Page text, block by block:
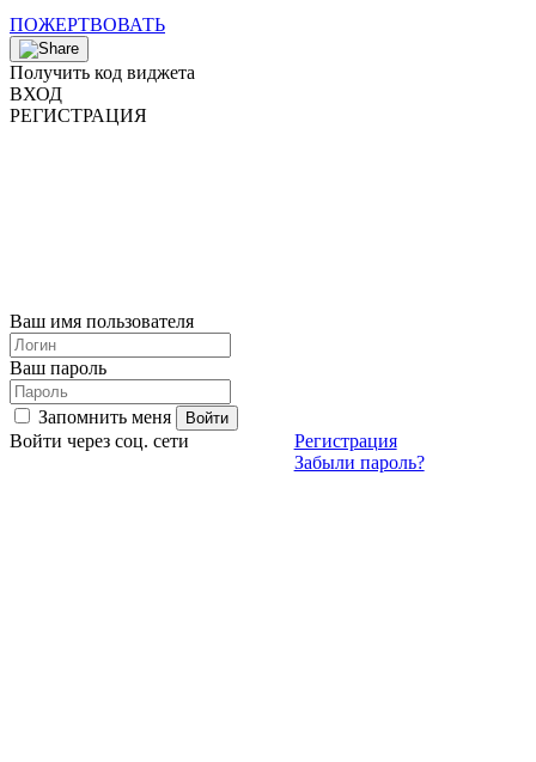
ПОЖЕРТВОВАТЬ
Получить код виджета
ВХОД
РЕГИСТРАЦИЯ
Ваш имя пользователя
Ваш пароль
Запомнить меня
Регистрация
Забыли пароль?
Войти через соц. сети